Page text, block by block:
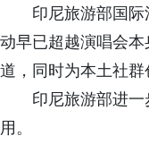
印尼旅游部国
动早已超越演唱会
道，同时为本土社
印尼旅游部进
用。